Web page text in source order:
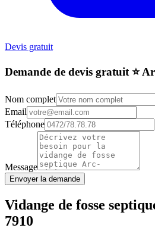
Devis gratuit
Demande de devis gratuit ⭐️
Nom complet
Email
Téléphone
Message
Envoyer la demande
Vidange de fosse
7910